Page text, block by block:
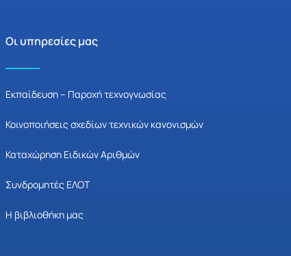
Οι υπηρεσίες μας
Εκπαίδευση – Παροχή τεχνογνωσίας
Κοινοποιήσεις σχεδίων τεχνικών κανονισμών
Καταχώρηση Ειδικών Αριθμών
Συνδρομητές ΕΛΟΤ
Η βιβλιοθήκη μας